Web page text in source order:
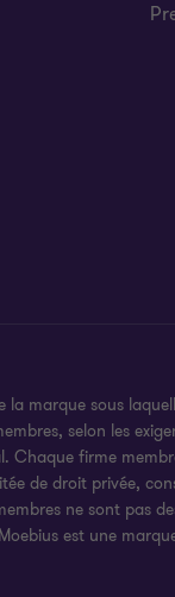
la marque sous
selon les
Chaque firme
de droit privée,
ne sont pas
est une